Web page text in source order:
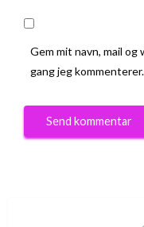
Gem mit navn, mail
gang jeg kommenterer.